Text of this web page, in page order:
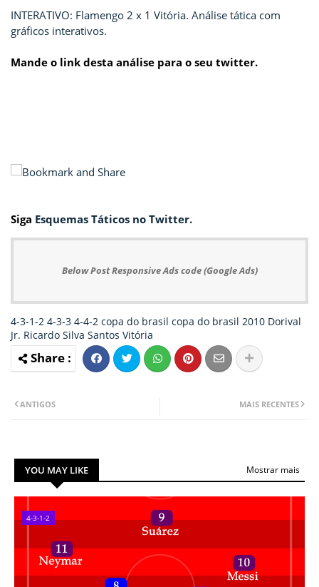
INTERATIVO: Flamengo 2 x 1 Vitória. Análise tática com
gráficos interativos.
Mande o link desta análise para o seu twitter.
Siga Esquemas Táticos no Twitter.
Below Post Responsive Ads code (Google Ads)
4-3-1-2 4-3-3 4-4-2 copa do brasil copa do brasil 2010 Dorival
Jr. Ricardo Silva Santos Vitória
MAIS RECENTES
ANTIGOS
YOU MAY LIKE Mostrar mais
4-3-1-2